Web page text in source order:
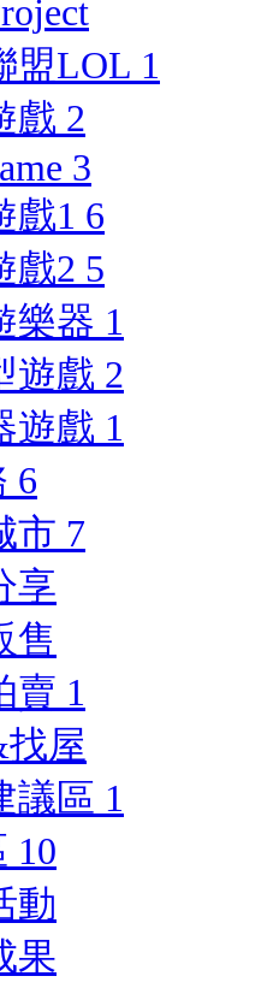
盟LOL 1
戲 2
3
戲1 6
戲2 5
樂器 1
遊戲 2
遊戲 1
6
市 7
享
售
賣 1
屋
議區 1
10
動
果